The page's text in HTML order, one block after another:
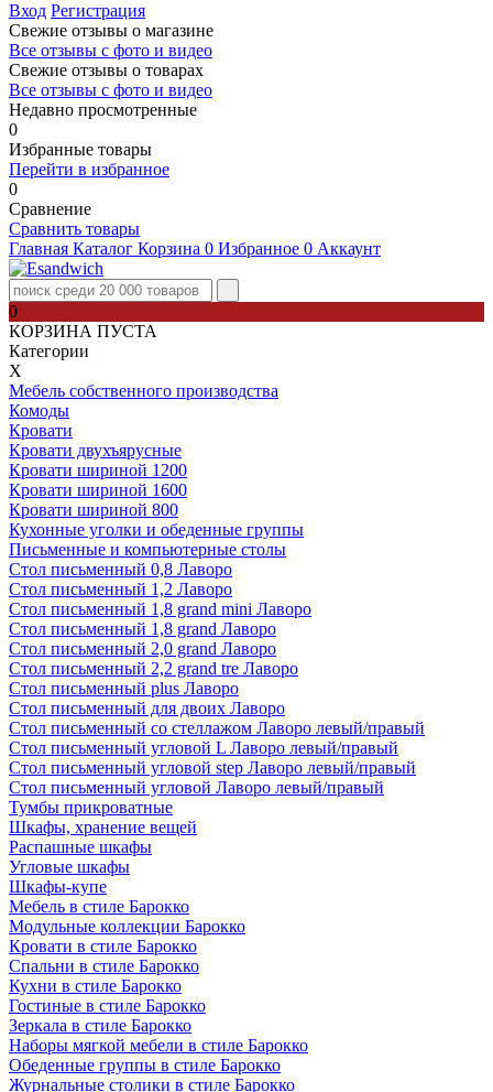
Вход Регистрация
Свежие отзывы о магазине
Все отзывы с фото и видео
Свежие отзывы о товарах
Все отзывы c фото и видео
Недавно просмотренные
0
Избранные товары
Перейти в избранное
0
Сравнение
Сравнить товары
Главная Каталог Корзина 0 Избранное 0 Аккаунт
0
КОРЗИНА ПУСТА
Категории
Х
Мебель собственного производства
Комоды
Кровати
Кровати двухъярусные
Кровати шириной 1200
Кровати шириной 1600
Кровати шириной 800
Кухонные уголки и обеденные группы
Письменные и компьютерные столы
Стол письменный 0,8 Лаворо
Стол письменный 1,2 Лаворо
Стол письменный 1,8 grand mini Лаворо
Стол письменный 1,8 grand Лаворо
Стол письменный 2,0 grand Лаворо
Стол письменный 2,2 grand tre Лаворо
Стол письменный plus Лаворо
Стол письменный для двоих Лаворо
Стол письменный со стеллажом Лаворо левый/правый
Стол письменный угловой L Лаворо левый/правый
Стол письменный угловой step Лаворо левый/правый
Стол письменный угловой Лаворо левый/правый
Тумбы прикроватные
Шкафы, хранение вещей
Распашные шкафы
Угловые шкафы
Шкафы-купе
Мебель в стиле Барокко
Модульные коллекции Барокко
Кровати в стиле Барокко
Спальни в стиле Барокко
Кухни в стиле Барокко
Гостиные в стиле Барокко
Зеркала в стиле Барокко
Наборы мягкой мебели в стиле Барокко
Обеденные группы в стиле Барокко
Журнальные столики в стиле Барокко